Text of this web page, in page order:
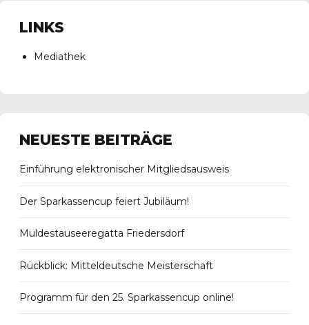
LINKS
Mediathek
NEUESTE BEITRÄGE
Einführung elektronischer Mitgliedsausweis
Der Sparkassencup feiert Jubiläum!
Muldestauseeregatta Friedersdorf
Rückblick: Mitteldeutsche Meisterschaft
Programm für den 25. Sparkassencup online!